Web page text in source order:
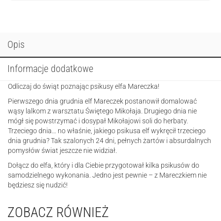
Opis
Informacje dodatkowe
Odliczaj do świąt poznając psikusy elfa Mareczka!
Pierwszego dnia grudnia elf Mareczek postanowił domalować
wąsy lalkom z warsztatu Świętego Mikołaja. Drugiego dnia nie
mógł się powstrzymać i dosypał Mikołajowi soli do herbaty.
Trzeciego dnia… no właśnie, jakiego psikusa elf wykręcił trzeciego
dnia grudnia? Tak szalonych 24 dni, pełnych żartów i absurdalnych
pomysłów świat jeszcze nie widział.
Dołącz do elfa, który i dla Ciebie przygotował kilka psikusów do
samodzielnego wykonania. Jedno jest pewnie – z Mareczkiem nie
będziesz się nudzić!
ZOBACZ RÓWNIEŻ